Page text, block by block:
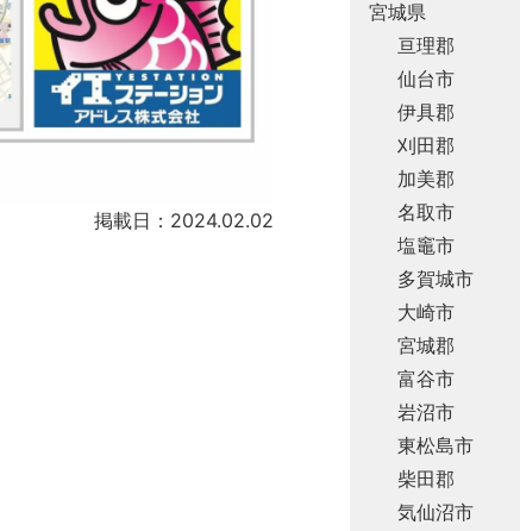
掲載日：2024.02.02
宮城県
亘理郡
仙台市
伊具郡
刈田郡
加美郡
名取市
塩竈市
多賀城市
大崎市
宮城郡
富谷市
岩沼市
東松島市
柴田郡
気仙沼市